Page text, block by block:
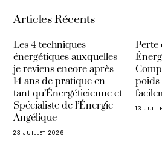
Articles Récents
Les 4 techniques
énergétiques auxquelles
je reviens encore après
14 ans de pratique en
tant qu’Énergéticienne et
Spécialiste de l’Énergie
Angélique
23 JUILLET 2026
Perte
poids
13